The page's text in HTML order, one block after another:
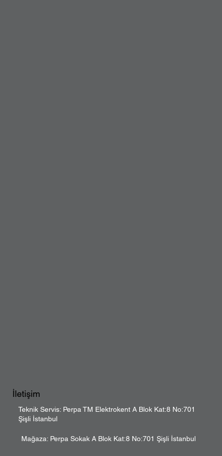
İletişim
Teknik Servis: Perpa TM Elektrokent A Blok Kat:8 No:701
Şişli İstanbul
Mağaza: Perpa Sokak A Blok Kat:8 No:701 Şişli İstanbul